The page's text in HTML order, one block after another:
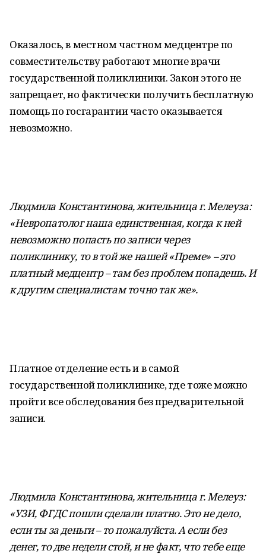
Оказалось, в местном частном медцентре по
совместительству работают многие врачи
государственной поликлиники. Закон этого не
запрещает, но фактически получить бесплатную
помощь по госгарантии часто оказывается
невозможно.
Людмила Константинова, жительница г. Мелеуза:
«Невропатолог наша единственная, когда к ней
невозможно попасть по записи через
поликлинику, то в той же нашей «Преме» – это
платный медцентр – там без проблем попадешь. И
к другим специалистам точно так же».
Платное отделение есть и в самой
государственной поликлинике, где тоже можно
пройти все обследования без предварительной
записи.
Людмила Константинова, жительница г. Мелеуз:
«УЗИ, ФГДС пошли сделали платно. Это не дело,
если ты за деньги – то пожалуйста. А если без
денег, то две недели стой, и не факт, что тебе еще